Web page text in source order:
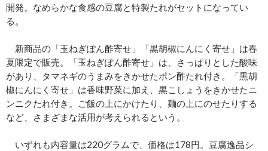
開発。なめらかな食感の豆腐と特製たれがセットになってい
る。
新商品の「玉ねぎぽん酢寄せ」「黒胡椒にんにく寄せ」は春
夏限定で販売。「玉ねぎぽん酢寄せ」は、さっぱりとした酸味
があり、タマネギのうまみをきかせたポン酢たれ付き。「黒胡
椒にんにく寄せ」は香味野菜に加え、黒こしょうをきかせたニ
ンニクたれ付き。ご飯の上にかけたり、麺の上にのせたりする
など、さまざまな活用が考えられるという。
いずれも内容量は220グラムで、価格は178円。豆腐逸品シ